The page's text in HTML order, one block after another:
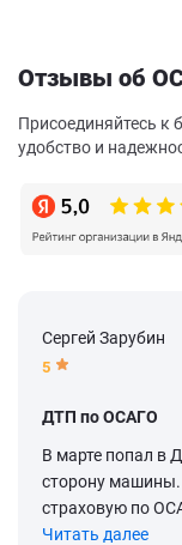
Отзывы об
Присоединяйтесь к
удобство и
Сергей Зарубин
5
ДТП по ОСАГО
В марте попал в
сторону
страховую по
Читать далее